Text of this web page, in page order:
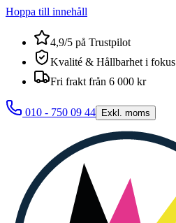
Hoppa till innehåll
4,9/5 på Trustpilot
Kvalité & Hållbarhet i fokus
Fri frakt från 6 000 kr
010 - 750 09 44 Exkl. moms